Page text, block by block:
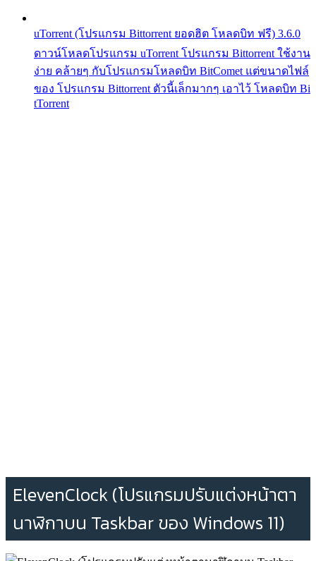
uTorrent (โปรแกรม Bittorrent ยอดฮิต โหลดบิท ฟรี) 3.6.0
ดาวน์โหลดโปรแกรม uTorrent โปรแกรม Bittorrent ใช้งาน
ง่าย คล้ายๆ กับโปรแกรมโหลดบิท BitComet แต่ขนาดไฟล์
ของ โปรแกรม Bittorrent ตัวนี้เล็กมากๆ เอาไว้ โหลดบิท Bi
tTorrent
ElevenClock (โปรแกรมปรับแต่งหน้าตา
นาฬิกาบน Taskbar ของ Windows 11)